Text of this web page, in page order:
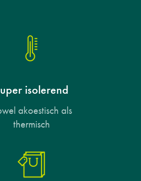
isolerend
akoestisch als
thermisch